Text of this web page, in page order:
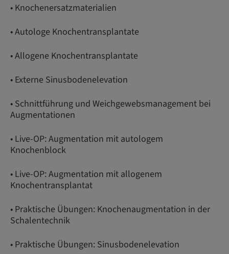
• Knochenersatzmaterialien
• Autologe Knochentransplantate
• Allogene Knochentransplantate
• Externe Sinusbodenelevation
• Schnittführung und Weichgewebsmanagement bei
Augmentationen
• Live-OP: Augmentation mit autologem
Knochenblock
• Live-OP: Augmentation mit allogenem
Knochentransplantat
• Praktische Übungen: Knochenaugmentation in der
Schalentechnik
• Praktische Übungen: Sinusbodenelevation